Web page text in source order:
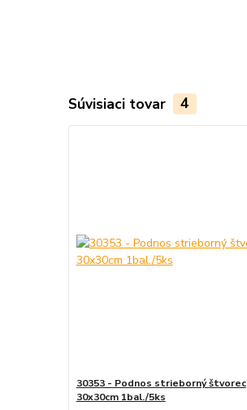
Súvisiaci tovar 4
30353 - Podnos strieborný štvorec
30x30cm 1bal./5ks